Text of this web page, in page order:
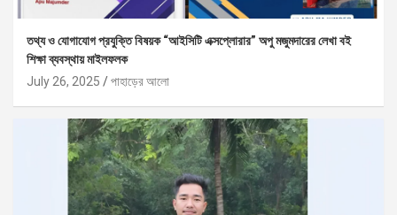
তথ্য ও যোগাযোগ প্রযুক্তি বিষয়ক “আইসিটি এক্সপ্লোরার” অপু মজুমদারের লেখা বই
শিক্ষা ব্যবস্থায় মাইলফলক
July 26, 2025
পাহাড়ের আলো